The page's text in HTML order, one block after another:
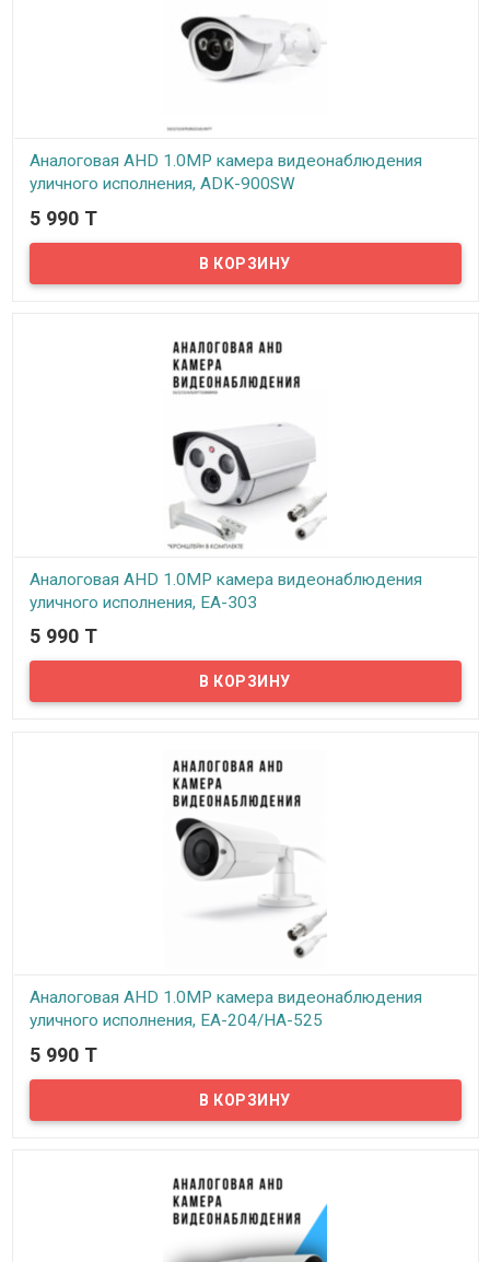
Аналоговая AHD 1.0MP камера видеонаблюдения
уличного исполнения, ADK-900SW
В наличии
Аналоговая AHD 1.0MP камера видеонаблюдения уличного
5 990 T
Аналоговая AHD 1.0MP камера видеонаблюдения
уличного исполнения, EA-303
В наличии
Предлагаем бюджетные аналоговые AHD 1Mpx камеры
видеонаблюдения уличного исполнения, модель EA-303!
5 990 T
Аналоговая AHD 1.0MP камера видеонаблюдения
уличного исполнения, EA-204/HA-525
В наличии
Предлагаем бюджетные аналоговые AHD 1Mpx камеры
видеонаблюдения уличного исполнения, модель EA-204!
5 990 T